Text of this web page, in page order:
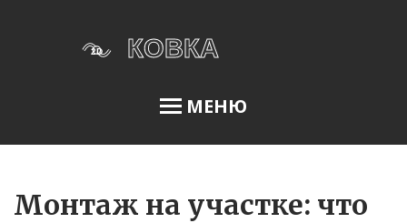
МЕНЮ
Монтаж на участке: что